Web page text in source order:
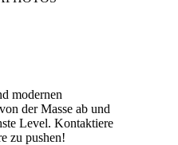
modernen
der Masse ab und
Level. Kontaktiere
zu pushen!